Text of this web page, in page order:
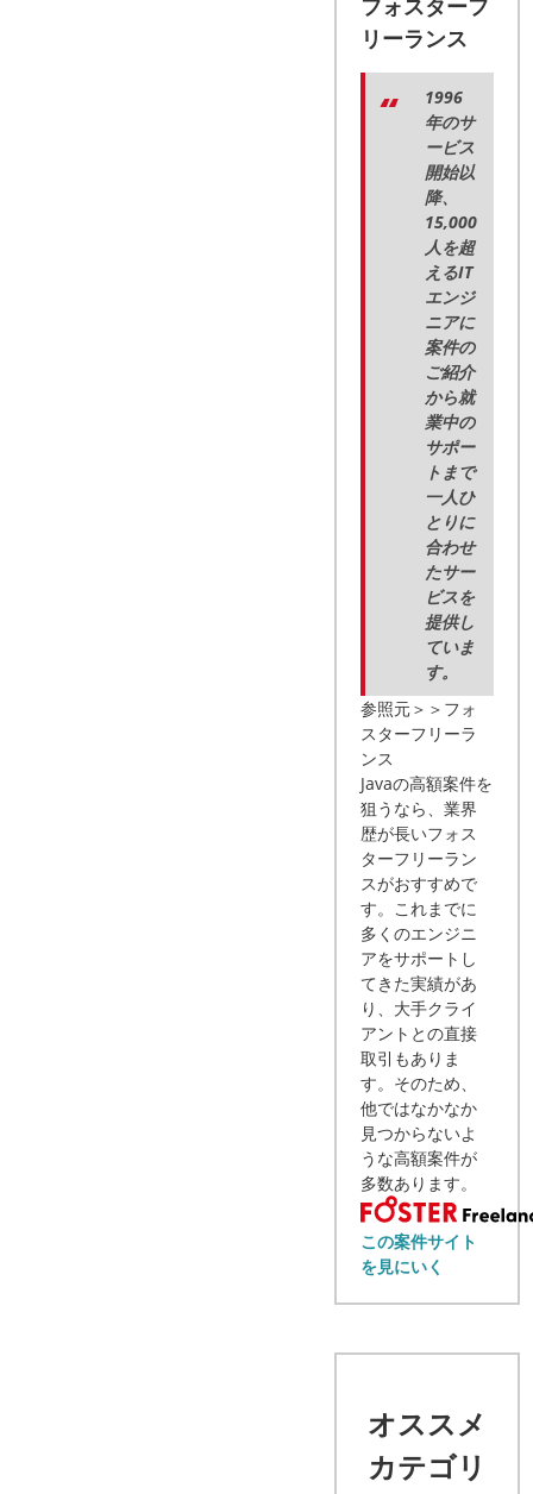
フォスターフ
リーランス
1996
年のサ
ービス
開始以
降、
15,000
人を超
えるIT
エンジ
ニアに
案件の
ご紹介
から就
業中の
サポー
トまで
一人ひ
とりに
合わせ
たサー
ビスを
提供し
ていま
す。
参照元＞＞フォ
スターフリーラ
ンス
Javaの高額案件を
狙うなら、業界
歴が長いフォス
ターフリーラン
スがおすすめで
す。これまでに
多くのエンジニ
アをサポートし
てきた実績があ
り、大手クライ
アントとの直接
取引もありま
す。そのため、
他ではなかなか
見つからないよ
うな高額案件が
多数あります。
この案件サイト
を見にいく
オススメ
カテゴリ